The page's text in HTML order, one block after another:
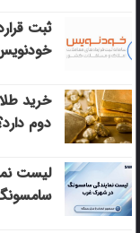
ثبت
خرید
دوم دارد؟
لیست